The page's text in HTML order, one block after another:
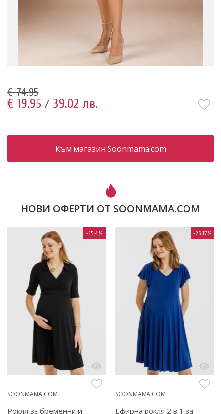
€ 74.95
€ 19.95 / 39.02 лв.
Към магазин Soonmama.com
НОВИ ОФЕРТИ ОТ SOONMAMA.COM
-15.4%
SOONMAMA.COM
Рокля за бременни и
-26.17%
SOONMAMA.COM
Ефирна рокля 2 в 1 за